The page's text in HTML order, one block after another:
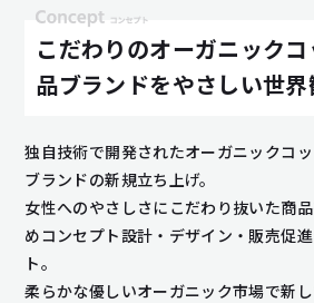
こだわりのオーガニック
品ブランドをやさしい世界
独自技術で開発されたオーガニックコ
ブランドの新規立ち上げ。
女性へのやさしさにこだわり抜いた商
めコンセプト設計・デザイン・販売促
ト。
柔らかな優しいオーガニック市場で新